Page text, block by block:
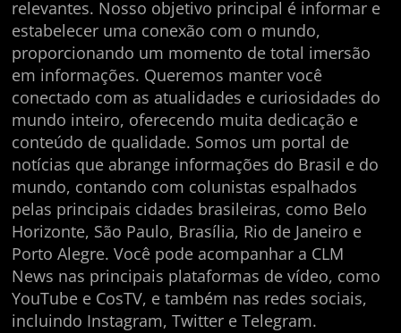
relevantes. Nosso objetivo principal é informar e
estabelecer uma conexão com o mundo,
proporcionando um momento de total imersão
em informações. Queremos manter você
conectado com as atualidades e curiosidades do
mundo inteiro, oferecendo muita dedicação e
conteúdo de qualidade. Somos um portal de
notícias que abrange informações do Brasil e do
mundo, contando com colunistas espalhados
pelas principais cidades brasileiras, como Belo
Horizonte, São Paulo, Brasília, Rio de Janeiro e
Porto Alegre. Você pode acompanhar a CLM
News nas principais plataformas de vídeo, como
YouTube e CosTV, e também nas redes sociais,
incluindo Instagram, Twitter e Telegram.